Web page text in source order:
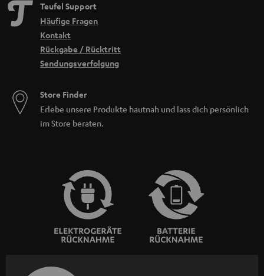
Teufel Support
Häufige Fragen
Kontakt
Rückgabe / Rücktritt
Sendungsverfolgung
Store Finder
Erlebe unsere Produkte hautnah und lass dich persönlich
im Store beraten.